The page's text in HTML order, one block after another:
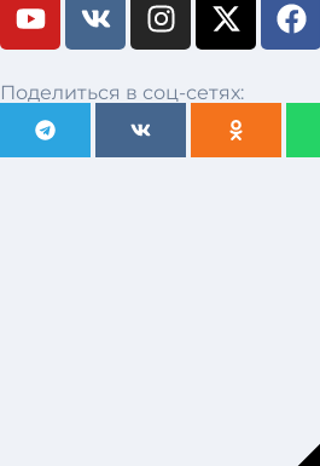
Поделиться в соц-сетях: